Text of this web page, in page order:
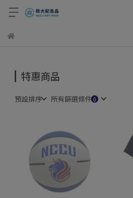
特惠商品
預設排序 所有篩選條件